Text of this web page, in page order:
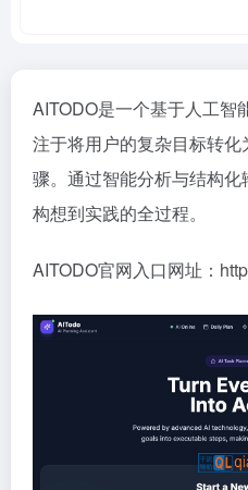
AITODO是一个基于人工智
注于将用户的复杂目标转
骤。通过智能分析与结构
构想到实践的全过程。
AITODO官网入口网址：